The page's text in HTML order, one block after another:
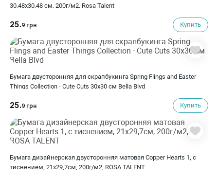
30,48х30,48 см, 200г/м2, Rosa Talent
25.9 грн Купить
Бумага двусторонняя для скрапбукинга Spring Flings and Easter
Things Collection - Cute Cuts 30х30 см Bella Blvd
25.9 грн Купить
Бумага дизайнерская двусторонняя матовая Copper Hearts 1, с
тиснением, 21х29,7см, 200г/м2, ROSA TALENT